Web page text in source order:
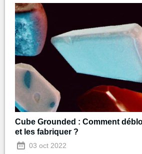
Cube Grounded : Comment
et les fabriquer ?
03 oct 2022